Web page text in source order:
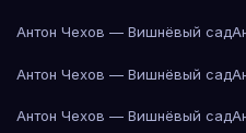
Антон Чехов — Вишнёвый сад
Антон Чехов — Вишнёвый сад
Антон Чехов — Вишнёвый сад